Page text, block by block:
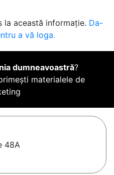
la această informație. Da-
a vă loga.
dumneavoastră?
materialele de
48A